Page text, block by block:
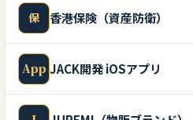
保 香港保険（資産防衛）
App JACK開発 iOSアプリ